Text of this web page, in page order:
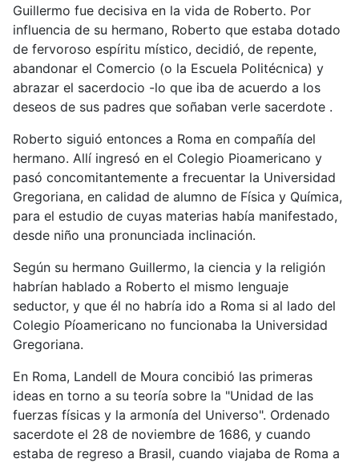
Guillermo fue decisiva en la vida de Roberto. Por
influencia de su hermano, Roberto que estaba dotado
de fervoroso espíritu místico, decidió, de repente,
abandonar el Comercio (o la Escuela Politécnica) y
abrazar el sacerdocio -lo que iba de acuerdo a los
deseos de sus padres que soñaban verle sacerdote .
Roberto siguió entonces a Roma en compañía del
hermano. Allí ingresó en el Colegio Pioamericano y
pasó concomitantemente a frecuentar la Universidad
Gregoriana, en calidad de alumno de Física y Química,
para el estudio de cuyas materias había manifestado,
desde niño una pronunciada inclinación.
Según su hermano Guillermo, la ciencia y la religión
habrían hablado a Roberto el mismo lenguaje
seductor, y que él no habría ido a Roma si al lado del
Colegio Píoamericano no funcionaba la Universidad
Gregoriana.
En Roma, Landell de Moura concibió las primeras
ideas en torno a su teoría sobre la "Unidad de las
fuerzas físicas y la armonía del Universo". Ordenado
sacerdote el 28 de noviembre de 1686, y cuando
estaba de regreso a Brasil, cuando viajaba de Roma a